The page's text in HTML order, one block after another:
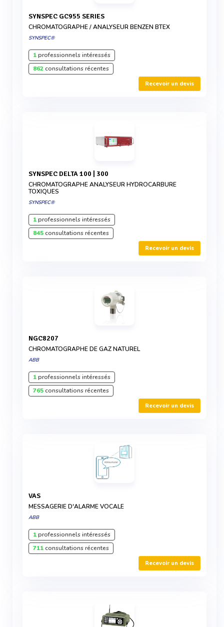
SYNSPEC GC955 SERIES
CHROMATOGRAPHE / ANALYSEUR BENZEN BTEX
SYNSPEC®
1professionnels intéressés
862consultations récentes
Recevoir un devis
SYNSPEC DELTA 100 | 300
CHROMATOGRAPHE ANALYSEUR HYDROCARBURE
TOXIQUES
SYNSPEC®
1professionnels intéressés
845consultations récentes
Recevoir un devis
NGC8207
CHROMATOGRAPHE DE GAZ NATUREL
ABB
1professionnels intéressés
765consultations récentes
Recevoir un devis
VAS
MESSAGERIE D'ALARME VOCALE
ABB
1professionnels intéressés
711consultations récentes
Recevoir un devis